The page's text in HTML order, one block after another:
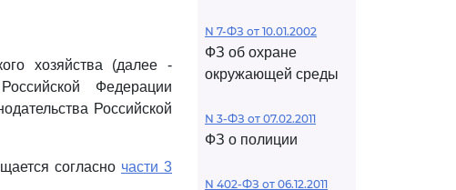
хозяйства (далее -
Федерации
Российской
согласно части 3
N 7-ФЗ от 10.01.2002
ФЗ об охране
окружающей среды
N 3-ФЗ от 07.02.2011
ФЗ о полиции
N 402-ФЗ от 06.12.2011